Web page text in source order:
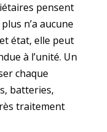
pensent
n’a aucune
état, elle peut
à l’unité. Un
chaque
batteries,
traitement